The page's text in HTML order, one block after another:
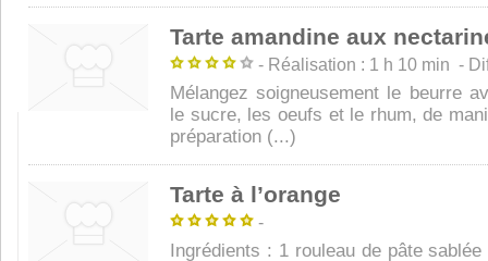
Tarte amandine aux
- Réalisation : 1 h 10 min -
Mélangez soigneusement le beurre
le sucre, les oeufs et le rhum, de
préparation (...)
Tarte à l’orange
-
Ingrédients : 1 rouleau de pâte